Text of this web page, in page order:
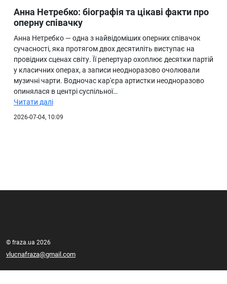
Ukraine
Про нас
Анна Нетребко: біографія та цікаві факти про
оперну співачку
Анна Нетребко — одна з найвідоміших оперних співачок
сучасності, яка протягом двох десятиліть виступає на
провідних сценах світу. Її репертуар охоплює десятки партій
у класичних операх, а записи неодноразово очолювали
музичні чарти. Водночас кар'єра артистки неодноразово
опинялася в центрі суспільної…
Читати далі
2026-07-04, 10:09
© fraza.ua 2026
vlucnafraza@gmail.com